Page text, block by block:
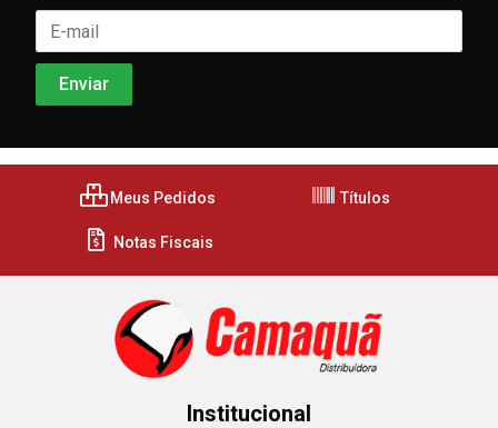
Meus Pedidos Títulos
Notas Fiscais
Institucional